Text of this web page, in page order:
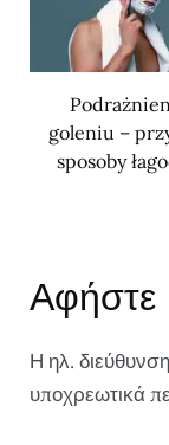
goleniu –
sposoby
Αφήστε
Η ηλ.
υποχρεωτικά